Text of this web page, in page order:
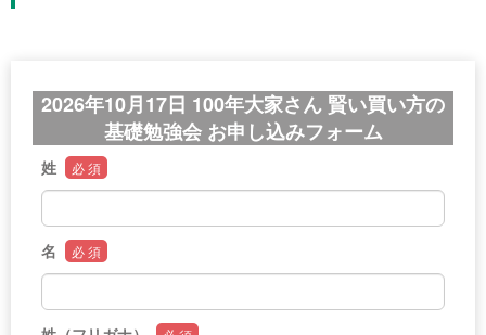
2026年10月17日 100年大家さん 賢い買い方の
基礎勉強会 お申し込みフォーム
姓 必 須
名 必 須